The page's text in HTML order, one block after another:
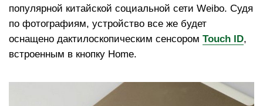
популярной китайской социальной сети Weibo. Судя
по фотографиям, устройство все же будет
оснащено дактилоскопическим сенсором Touch ID,
встроенным в кнопку Home.